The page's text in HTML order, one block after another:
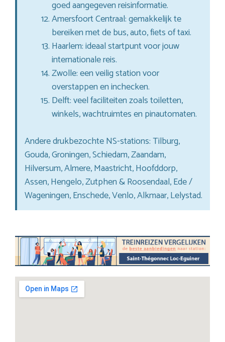
goed aangegeven reisinformatie.
Amersfoort Centraal: gemakkelijk te
bereiken met de bus, auto, fiets of taxi.
Haarlem: ideaal startpunt voor jouw
internationale reis.
Zwolle: een veilig station voor
overstappen en inchecken.
Delft: veel faciliteiten zoals toiletten,
winkels, wachtruimtes en pinautomaten.
Andere drukbezochte NS-stations: Tilburg,
Gouda, Groningen, Schiedam, Zaandam,
Hilversum, Almere, Maastricht, Hoofddorp,
Assen, Hengelo, Zutphen & Roosendaal, Ede /
Wageningen, Enschede, Venlo, Alkmaar, Lelystad.